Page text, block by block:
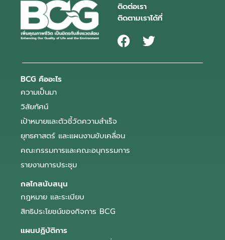
ติดต่อเรา
ติดตามเราได้ที่
BCG คืออะไร
ความเป็นมา
วิสัยทัศน์
เป้าหมายและตัวชี้วัดความสำเร็จ
ยุทธศาสตร์ และแผนงานขับเคลื่อน
คณะกรรมการและคณะอนุกรรมการ
รายงานการประชุม
กลไกสนับสนุน
กฎหมาย และระเบียบ
สิทธิประโยชน์ของกิจการ BCG
แผนปฏิบัติการ